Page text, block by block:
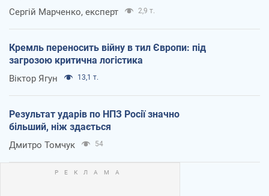
Сергій Марченко, експерт 2,9 т.
Кремль переносить війну в тил Європи: під
загрозою критична логістика
Віктор Ягун 13,1 т.
Результат ударів по НПЗ Росії значно
більший, ніж здається
Дмитро Томчук 54